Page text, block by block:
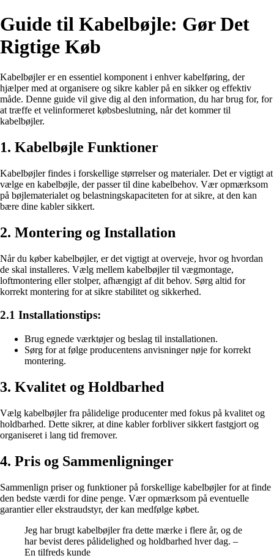
Guide til Kabelbøjle: Gør Det
Rigtige Køb
Kabelbøjler er en essentiel komponent i enhver kabelføring, der
hjælper med at organisere og sikre kabler på en sikker og effektiv
måde. Denne guide vil give dig al den information, du har brug for, for
at træffe et velinformeret købsbeslutning, når det kommer til
kabelbøjler.
1. Kabelbøjle Funktioner
Kabelbøjler findes i forskellige størrelser og materialer. Det er vigtigt at
vælge en kabelbøjle, der passer til dine kabelbehov. Vær opmærksom
på bøjlematerialet og belastningskapaciteten for at sikre, at den kan
bære dine kabler sikkert.
2. Montering og Installation
Når du køber kabelbøjler, er det vigtigt at overveje, hvor og hvordan
de skal installeres. Vælg mellem kabelbøjler til vægmontage,
loftmontering eller stolper, afhængigt af dit behov. Sørg altid for
korrekt montering for at sikre stabilitet og sikkerhed.
2.1 Installationstips:
Brug egnede værktøjer og beslag til installationen.
Sørg for at følge producentens anvisninger nøje for korrekt
montering.
3. Kvalitet og Holdbarhed
Vælg kabelbøjler fra pålidelige producenter med fokus på kvalitet og
holdbarhed. Dette sikrer, at dine kabler forbliver sikkert fastgjort og
organiseret i lang tid fremover.
4. Pris og Sammenligninger
Sammenlign priser og funktioner på forskellige kabelbøjler for at finde
den bedste værdi for dine penge. Vær opmærksom på eventuelle
garantier eller ekstraudstyr, der kan medfølge købet.
Jeg har brugt kabelbøjler fra dette mærke i flere år, og de
har bevist deres pålidelighed og holdbarhed hver dag. –
En tilfreds kunde